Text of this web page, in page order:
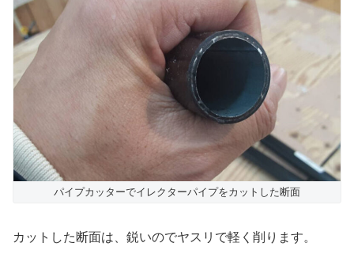
パイプカッターでイレクターパイプをカットした断面
カットした断面は、鋭いのでヤスリで軽く削ります。